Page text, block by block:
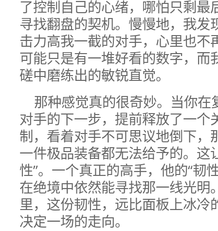
了控制自己的心绪，哪怕只剩最
寻找翻盘的契机。慢慢地，我发
击力高我一截的对手，心里也不
可能只是有一堆好看的数字，而
磋中磨练出的敏锐直觉。
那种感觉真的很奇妙。当你
对手的下一步，提前释放了一个
制，看着对手不可思议地倒下，
一件极品装备都无法给予的。
性”。一个真正的高手，他的“韧
在绝境中依然能寻找那一线光明
里，这份韧性，远比面板上冰冷
决定一场的走向。